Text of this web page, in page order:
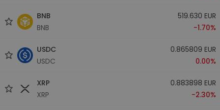
BNB
BNB
519.630 EUR
-1.70%
USDC
USDC
0.865809 EUR
0.00%
XRP
XRP
0.883898 EUR
-2.30%